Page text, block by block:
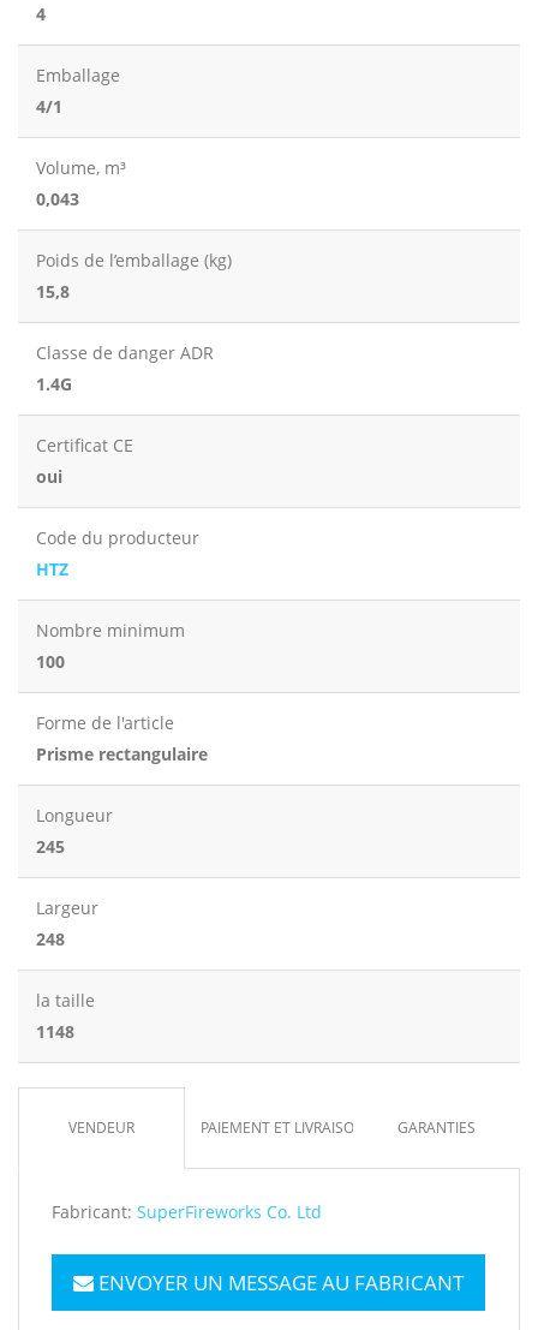
4
Emballage
4/1
Volume, m³
0,043
Poids de l’emballage (kg)
15,8
Classe de danger ADR
1.4G
Certificat CE
oui
Code du producteur
HTZ
Nombre minimum
100
Forme de l'article
Prisme rectangulaire
Longueur
245
Largeur
248
la taille
1148
VENDEUR PAIEMENT ET LIVRAISON GARANTIES
Fabricant: SuperFireworks Co. Ltd
ENVOYER UN MESSAGE AU FABRICANT